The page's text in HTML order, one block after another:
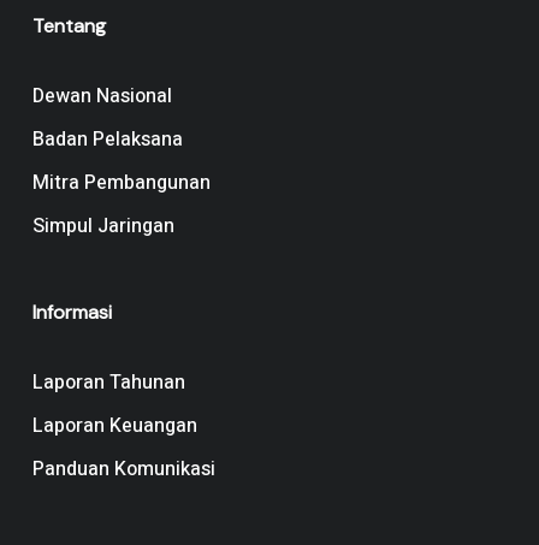
Tentang
Dewan Nasional
Badan Pelaksana
Mitra Pembangunan
Simpul Jaringan
Informasi
Laporan Tahunan
Laporan Keuangan
Panduan Komunikasi